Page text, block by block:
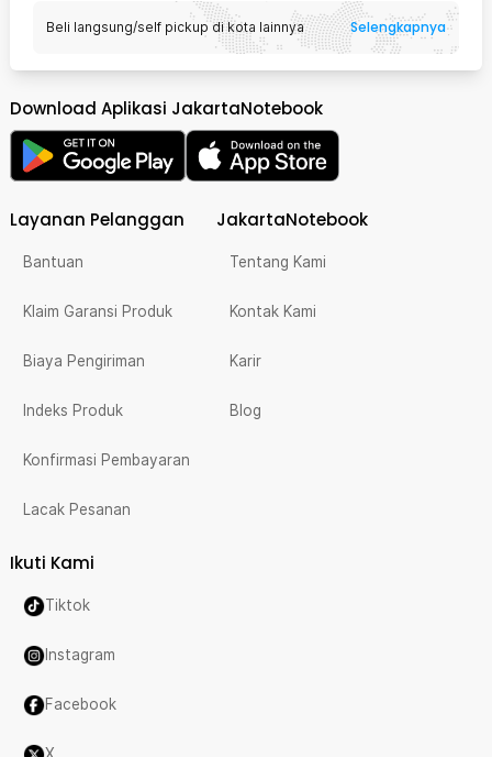
Beli langsung/self pickup di kota lainnya Selengkapnya
Download Aplikasi JakartaNotebook
Layanan Pelanggan
Bantuan
Klaim Garansi Produk
Biaya Pengiriman
Indeks Produk
Konfirmasi Pembayaran
Lacak Pesanan
JakartaNotebook
Tentang Kami
Kontak Kami
Karir
Blog
Ikuti Kami
Tiktok
Instagram
Facebook